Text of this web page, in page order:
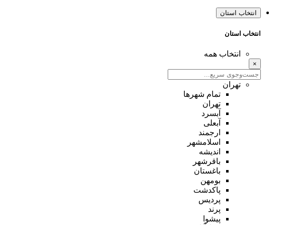
انتخاب استان
انتخاب استان
انتخاب همه
×
تهران
تمام شهر‌ها
تهران
آبسرد
آبعلی
ارجمند
اسلامشهر
اندیشه
باقرشهر
باغستان
بومهن
پاکدشت
پردیس
پرند
پیشوا